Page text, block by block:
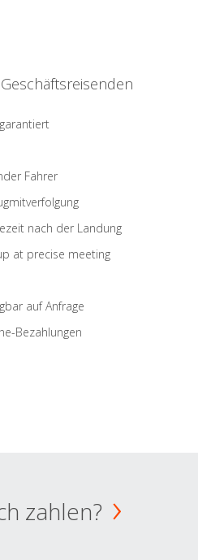
Fahrer
nach der Landung
at precise meeting
auf Anfrage
Bezahlungen
zahlen?